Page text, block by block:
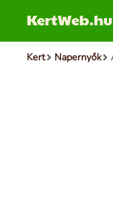
KertWeb.hu
Kert Napernyők